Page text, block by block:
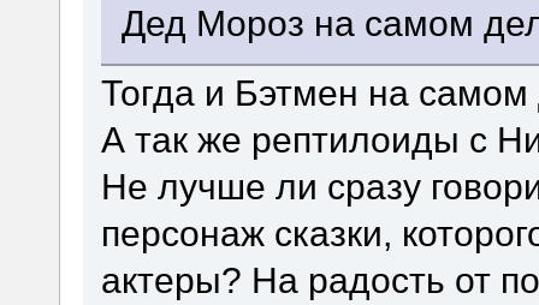
Дед Мороз на самом
Тогда и Бэтмен на самом
А так же рептилоиды с
Не лучше ли сразу
персонаж сказки,
актеры? На радость от